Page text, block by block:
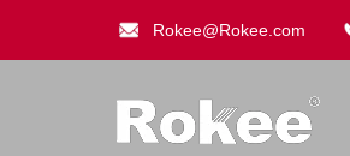
Rokee@Rokee.com